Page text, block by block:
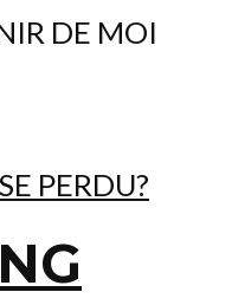
DE MOI
PERDU?